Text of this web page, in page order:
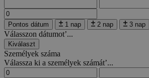
Pontos dátum 1 nap 2 nap 3 nap
Válasszon dátumot’...
Kiválaszt
Személyek száma
Válassza ki a személyek számát’...